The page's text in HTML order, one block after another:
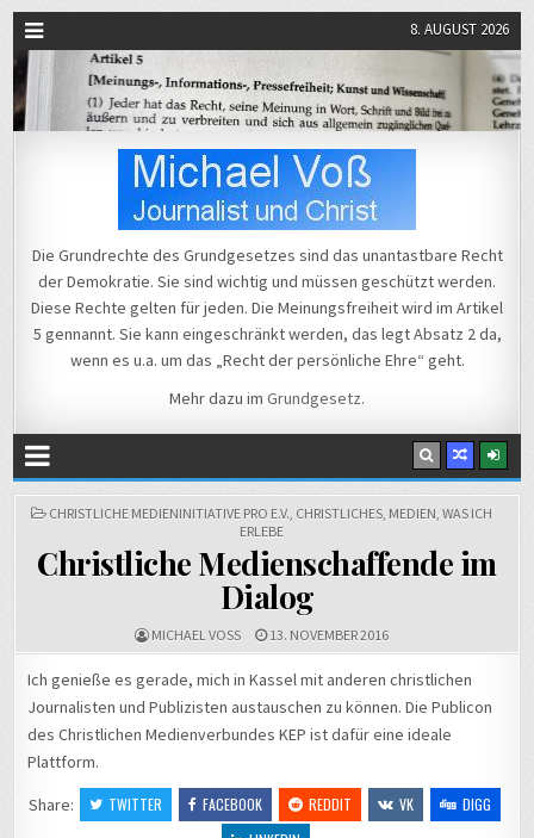
8. AUGUST 2026
Michael Voß
Die Grundrechte des Grundgesetzes sind das unantastbare Recht
der Demokratie. Sie sind wichtig und müssen geschützt werden.
Diese Rechte gelten für jeden. Die Meinungsfreiheit wird im Artikel
5 gennannt. Sie kann eingeschränkt werden, das legt Absatz 2 da,
wenn es u.a. um das „Recht der persönliche Ehre“ geht.
Mehr dazu im Grundgesetz.
POSTED
CHRISTLICHE MEDIENINITIATIVE PRO E.V., CHRISTLICHES, MEDIEN, WAS ICH
ERLEBE
Christliche Medienschaffende im
Dialog
MICHAEL VOSS 13. NOVEMBER 2016
Ich genieße es gerade, mich in Kassel mit anderen christlichen
Journalisten und Publizisten austauschen zu können. Die Publicon
des Christlichen Medienverbundes KEP ist dafür eine ideale
Plattform.
Share:
TWITTER FACEBOOK REDDIT VK
DIGG